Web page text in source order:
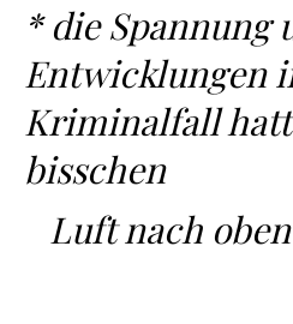
* die Spannung
Entwicklungen
Kriminalfall
bisschen
Luft nach oben